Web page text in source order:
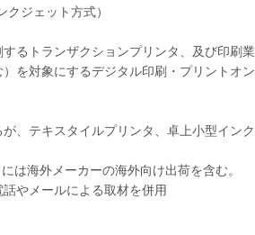
ジェット方式）
るトランザクションプリンタ、及び印刷業
を対象にするデジタル印刷・プリントオン
、テキスタイルプリンタ、卓上小型インク
は海外メーカーの海外向け出荷を含む。
やメールによる取材を併用